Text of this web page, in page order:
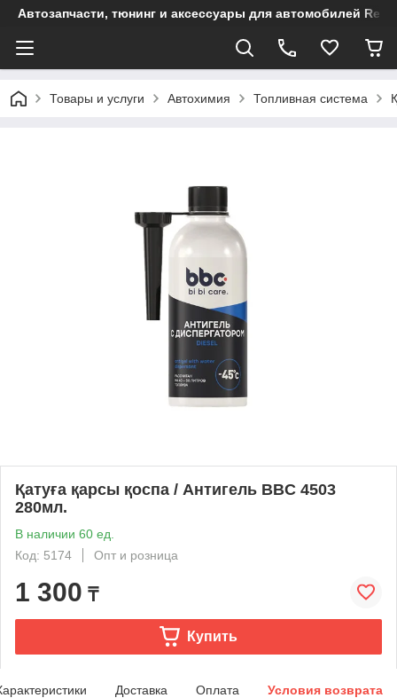
Автозапчасти, тюнинг и аксессуары для автомобилей
Товары и услуги Автохимия Топливная система
Қатуға қарсы қоспа / Антигель BBC 4503
280мл.
В наличии 60 ед.
Код: 5174
Опт и розница
1 300 ₸
Купить
Доставка Оплата Условия возврата